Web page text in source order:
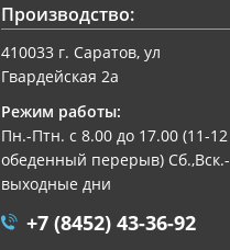
Производство:
410033 г. Саратов, ул
Гвардейская 2а
Режим работы:
Пн.-Птн. с 8.00 до 17.00 (11-12
обеденный перерыв) Сб.,Вск.-
выходные дни
+7 (8452) 43-36-92